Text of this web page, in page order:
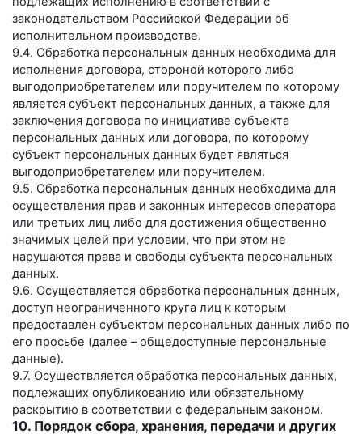
законодательством Российской Федерации об
исполнительном производстве.
9.4. Обработка персональных данных необходима для
исполнения договора, стороной которого либо
выгодоприобретателем или поручителем по которому
является субъект персональных данных, а также для
заключения договора по инициативе субъекта
персональных данных или договора, по которому
субъект персональных данных будет являться
выгодоприобретателем или поручителем.
9.5. Обработка персональных данных необходима для
осуществления прав и законных интересов оператора
или третьих лиц либо для достижения общественно
значимых целей при условии, что при этом не
нарушаются права и свободы субъекта персональных
данных.
9.6. Осуществляется обработка персональных данных,
доступ неограниченного круга лиц к которым
предоставлен субъектом персональных данных либо по
его просьбе (далее – общедоступные персональные
данные).
9.7. Осуществляется обработка персональных данных,
подлежащих опубликованию или обязательному
раскрытию в соответствии с федеральным законом.
10. Порядок сбора, хранения, передачи и других